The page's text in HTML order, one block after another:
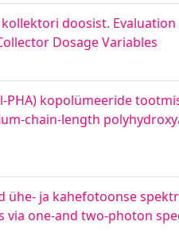
doosist.
Dosage Variables
PHA) kopolümeeride
chain-length
ja kahefotoonse
one-and two-photon